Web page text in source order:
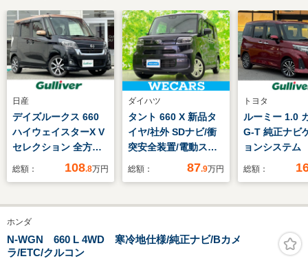
日産
デイズルークス 660
ハイウェイスターX V
セレクション 全方位
カメラ ドライブレコ
報 LEDヘッドラン
プ 純正ナビ フルセ
グテレビ 両側パワー
スライドドア ビルト
総額： 108.8万円
ダイハツ
タント 660 X 新品タ
イヤ/社外 SDナビ/衝
突安全装置/電動スラ
イドドア/車線逸脱防
LED/ETC/EBD付ABS/
ドリングストップ/フ
総額： 87.9万円
トヨタ
ルーミー 1.0
G-T 純正ナビ
ョンシステ
Bluetooth
レコーダー
ヘッドライ
ートヒータ
総額：
ホンダ
N-WGN 660 L 4WD 寒冷地仕様/純正ナビ/Bカメ
ラ/ETC/クルコン